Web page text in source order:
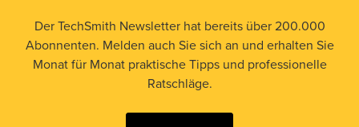
Der TechSmith Newsletter hat bereits über 200.000
Abonnenten. Melden auch Sie sich an und erhalten Sie
Monat für Monat praktische Tipps und professionelle
Ratschläge.